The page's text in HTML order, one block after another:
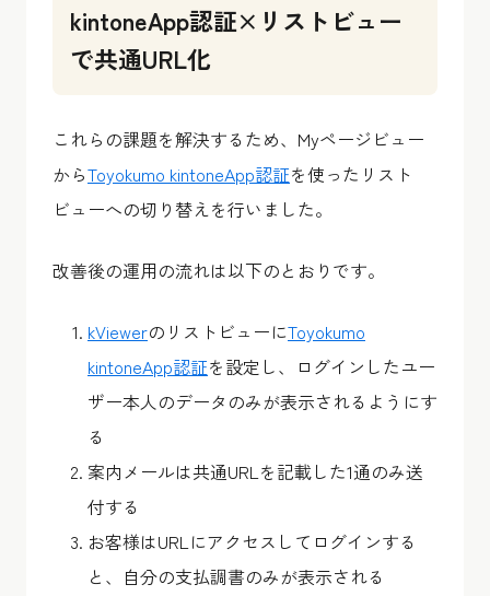
kintoneApp認証×リストビュー
で共通URL化
これらの課題を解決するため、Myページビュー
からToyokumo kintoneApp認証を使ったリスト
ビューへの切り替えを行いました。
改善後の運用の流れは以下のとおりです。
kViewerのリストビューにToyokumo
kintoneApp認証を設定し、ログインしたユー
ザー本人のデータのみが表示されるようにす
る
案内メールは共通URLを記載した1通のみ送
付する
お客様はURLにアクセスしてログインする
と、自分の支払調書のみが表示される